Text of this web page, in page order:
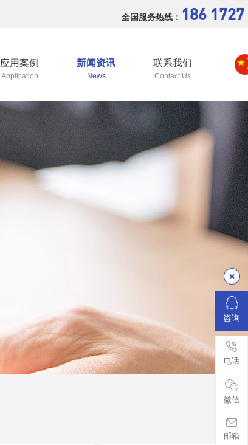
全国服务热线： 186
应用案例
Application
新闻资讯
News
联系我们
Contact Us
咨询
电话
微信
邮箱